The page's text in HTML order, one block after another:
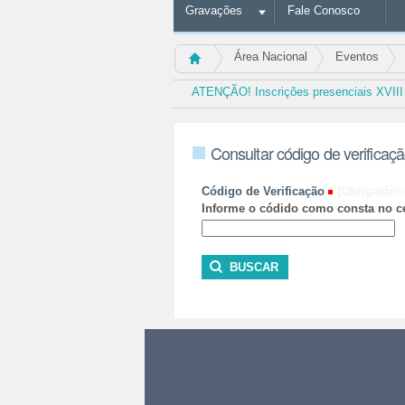
Gravações Fale Conosco
Área Nacional Eventos
ATENÇÃO! Inscrições presenciais
Consultar código de
Código de Verificação
Informe o códido como consta no